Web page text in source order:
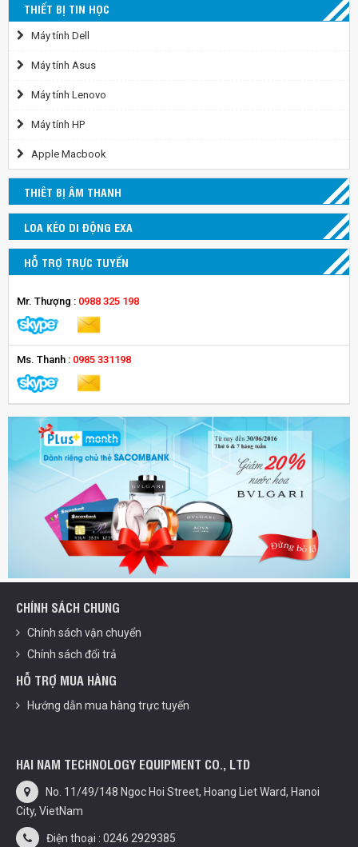
THIẾT BỊ TIN HỌC
Máy tính Dell
Máy tính Asus
Máy tính Lenovo
Máy tính HP
Apple Macbook
THIÊT BỊ ÂM THANH
LOA KÉO DI ĐỘNG EXA
HỖ TRỢ TRỰC TUYẾN
Mr. Thượng : 0988 325 198
Ms. Thanh : 0985 331198
CHÍNH SÁCH CHUNG
Chính sách vận chuyển
Chính sách đổi trả
HỖ TRỢ MUA HÀNG
Hướng dẫn mua hàng trực tuyến
HAI NAM TECHNOLOGY EQUIPMENT CO., LTD
No. 11/49/148 Ngoc Hoi Street, Hoang Liet Ward, Hanoi
City, VietNam
Điện thoại : 0246 2929385